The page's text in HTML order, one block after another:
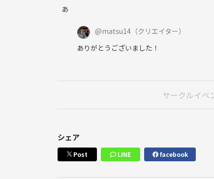
あ
@matsu14 （クリエイター）
ありがとうございました！
サークルイベ
シェア
Post LINE facebook